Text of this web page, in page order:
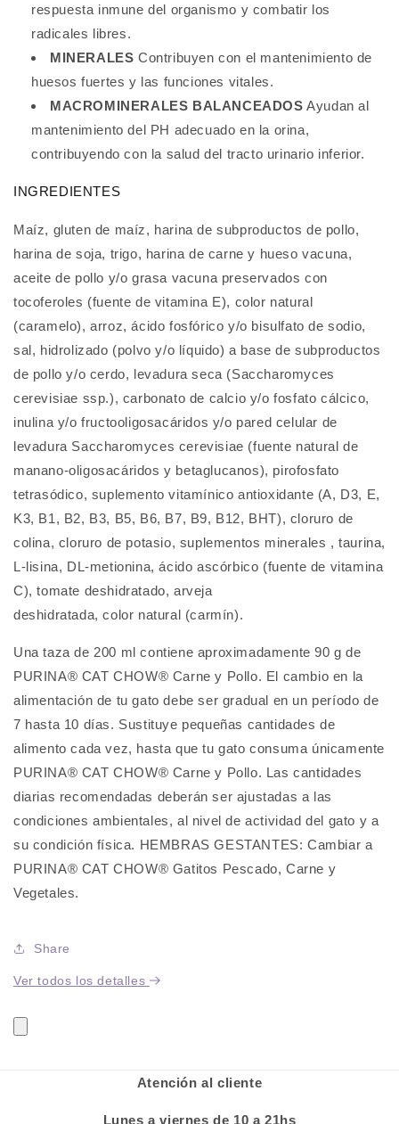
respuesta inmune del organismo y combatir los
radicales libres.
MINERALES Contribuyen con el mantenimiento de
huesos fuertes y las funciones vitales.
MACROMINERALES BALANCEADOS Ayudan al
mantenimiento del PH adecuado en la orina,
contribuyendo con la salud del tracto urinario inferior.
INGREDIENTES
Maíz, gluten de maíz, harina de subproductos de pollo,
harina de soja, trigo, harina de carne y hueso vacuna,
aceite de pollo y/o grasa vacuna preservados con
tocoferoles (fuente de vitamina E), color natural
(caramelo), arroz, ácido fosfórico y/o bisulfato de sodio,
sal, hidrolizado (polvo y/o líquido) a base de subproductos
de pollo y/o cerdo, levadura seca (Saccharomyces
cerevisiae ssp.), carbonato de calcio y/o fosfato cálcico,
inulina y/o fructooligosacáridos y/o pared celular de
levadura Saccharomyces cerevisiae (fuente natural de
manano-oligosacáridos y betaglucanos), pirofosfato
tetrasódico, suplemento vitamínico antioxidante (A, D3, E,
K3, B1, B2, B3, B5, B6, B7, B9, B12, BHT), cloruro de
colina, cloruro de potasio, suplementos minerales , taurina,
L-lisina, DL-metionina, ácido ascórbico (fuente de vitamina
C), tomate deshidratado, arveja
deshidratada, color natural (carmín).
Una taza de 200 ml contiene aproximadamente 90 g de
PURINA® CAT CHOW® Carne y Pollo. El cambio en la
alimentación de tu gato debe ser gradual en un período de
7 hasta 10 días. Sustituye pequeñas cantidades de
alimento cada vez, hasta que tu gato consuma únicamente
PURINA® CAT CHOW® Carne y Pollo. Las cantidades
diarias recomendadas deberán ser ajustadas a las
condiciones ambientales, al nivel de actividad del gato y a
su condición física. HEMBRAS GESTANTES: Cambiar a
PURINA® CAT CHOW® Gatitos Pescado, Carne y
Vegetales.
Share
Ver todos los detalles
Atención al cliente
Lunes a viernes de 10 a 21hs